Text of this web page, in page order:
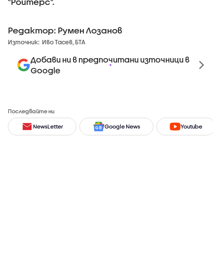
Редактор: Румен Лозанов
Източник: Иво Тасев, БТА
Добави ни в предпочитани източници в
Google
Последвайте ни
NewsLetter Google News Youtube